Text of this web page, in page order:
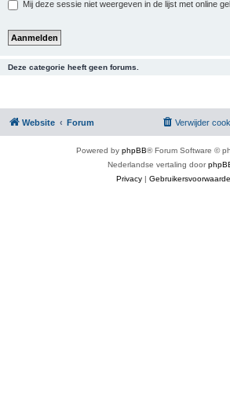
Mij deze sessie niet weergeven in de lijst met online
Deze categorie heeft geen forums.
Website Forum Verwijder
Powered by phpBB® Forum Software ©
Nederlandse vertaling door
Privacy |